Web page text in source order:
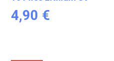
4,90 €